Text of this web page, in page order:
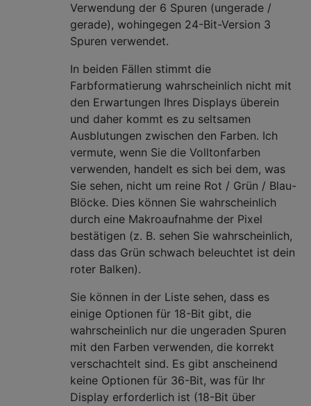
Verwendung der 6 Spuren (ungerade /
gerade), wohingegen 24-Bit-Version 3
Spuren verwendet.
In beiden Fällen stimmt die
Farbformatierung wahrscheinlich nicht mit
den Erwartungen Ihres Displays überein
und daher kommt es zu seltsamen
Ausblutungen zwischen den Farben. Ich
vermute, wenn Sie die Volltonfarben
verwenden, handelt es sich bei dem, was
Sie sehen, nicht um reine Rot / Grün / Blau-
Blöcke. Dies können Sie wahrscheinlich
durch eine Makroaufnahme der Pixel
bestätigen (z. B. sehen Sie wahrscheinlich,
dass das Grün schwach beleuchtet ist dein
roter Balken).
Sie können in der Liste sehen, dass es
einige Optionen für 18-Bit gibt, die
wahrscheinlich nur die ungeraden Spuren
mit den Farben verwenden, die korrekt
verschachtelt sind. Es gibt anscheinend
keine Optionen für 36-Bit, was für Ihr
Display erforderlich ist (18-Bit über